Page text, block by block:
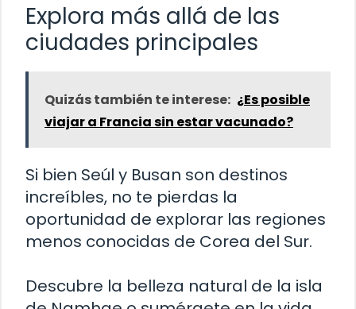
Explora más allá de las
ciudades principales
Quizás también te interese: ¿Es posible
viajar a Francia sin estar vacunado?
Si bien Seúl y Busan son destinos
increíbles, no te pierdas la
oportunidad de explorar las regiones
menos conocidas de Corea del Sur.
Descubre la belleza natural de la isla